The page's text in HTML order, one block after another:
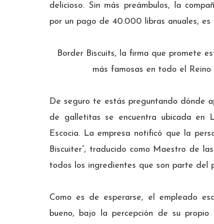
delicioso. Sin más preámbulos, la
por un pago de 40.000 libras anuales,
Border Biscuits, la firma que promete
más famosas en todo el
De seguro te estás preguntando dónde
de galletitas se encuentra ubicada en
Escocia. La empresa notificó que la
Biscuiter”, traducido como Maestro de
todos los ingredientes que son parte del
Como es de esperarse, el empleado
bueno, bajo la percepción de su